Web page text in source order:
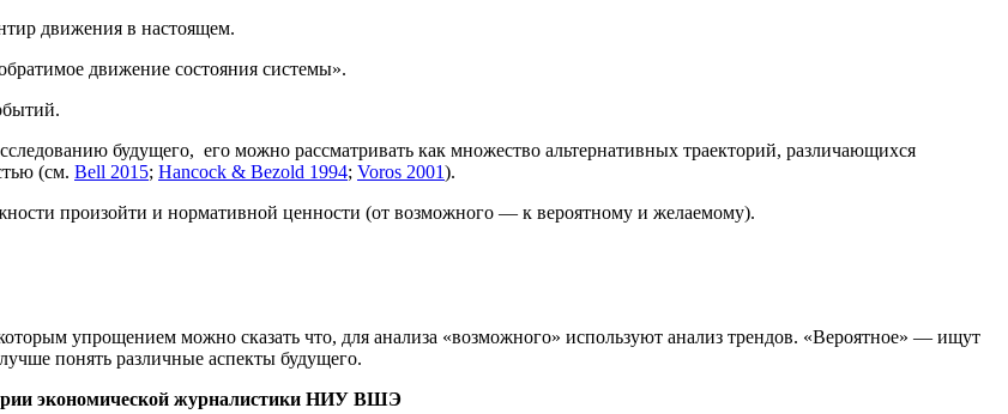
движения в настоящем.
движение состояния системы».
будущего, его можно рассматривать как множество альтернативных траекторий, различающихся
(см. Bell 2015; Hancock & Bezold 1994; Voros 2001).
произойти и нормативной ценности (от возможного — к вероятному и желаемому).
упрощением можно сказать что, для анализа «возможного» используют анализ трендов. «Вероятное» — ищут
понять различные аспекты будущего.
экономической журналистики НИУ ВШЭ